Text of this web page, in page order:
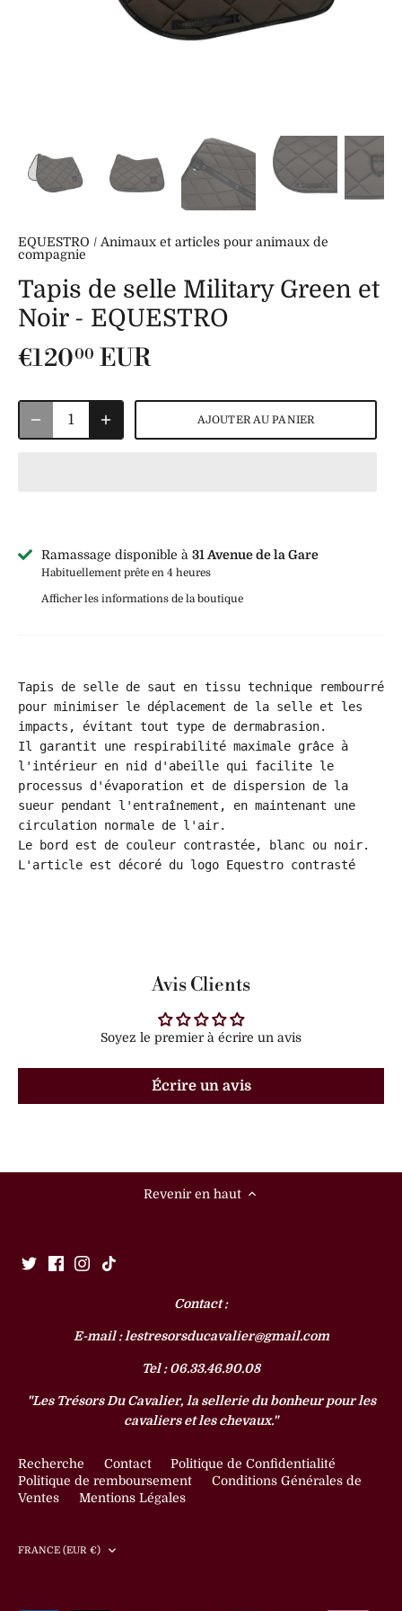
EQUESTRO / Animaux et articles pour animaux de
compagnie
Tapis de selle Military Green et
Noir - EQUESTRO
€12000 EUR
AJOUTER AU PANIER
Ramassage disponible à 31 Avenue de la Gare
Habituellement prête en 4 heures
Afficher les informations de la boutique
Tapis de selle de saut en tissu technique rembourré
pour minimiser le déplacement de la selle et les
impacts, évitant tout type de dermabrasion.
Il garantit une respirabilité maximale grâce à
l'intérieur en nid d'abeille qui facilite le
processus d'évaporation et de dispersion de la
sueur pendant l'entraînement, en maintenant une
circulation normale de l'air.
Le bord est de couleur contrastée, blanc ou noir.
L'article est décoré du logo Equestro contrasté
Avis Clients
Soyez le premier à écrire un avis
Écrire un avis
Revenir en haut
Contact :
E-mail : lestresorsducavalier@gmail.com
Tel : 06.33.46.90.08
"Les Trésors Du Cavalier, la sellerie du bonheur pour les
cavaliers et les chevaux."
Recherche Contact
Politique de Confidentialité
Politique de remboursement
Conditions Générales de
Ventes
Mentions Légales
Devise
FRANCE (EUR €)